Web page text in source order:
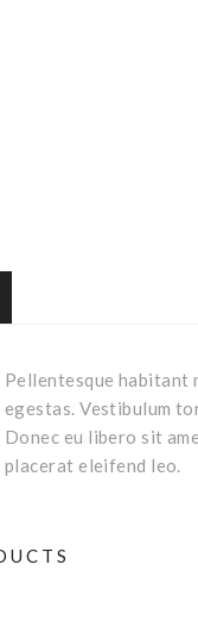
Pellentesque habitant
egestas. Vestibulum
Donec eu libero sit
placerat eleifend leo.